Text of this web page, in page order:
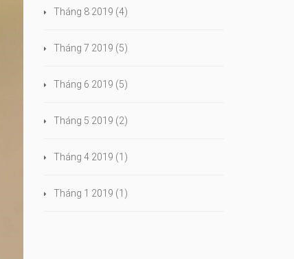
Tháng 8 2019 (4)
Tháng 7 2019 (5)
Tháng 6 2019 (5)
Tháng 5 2019 (2)
Tháng 4 2019 (1)
Tháng 1 2019 (1)